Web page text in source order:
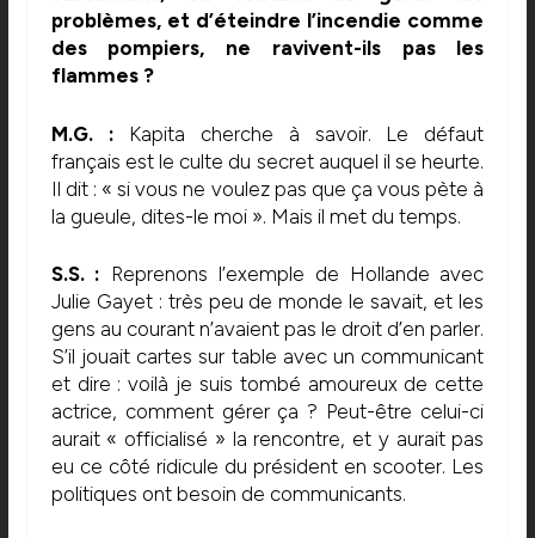
problèmes, et d’éteindre l’incendie comme
des pompiers, ne ravivent-ils pas les
flammes ?
M.G. : Kapita cherche à savoir. Le défaut
français est le culte du secret auquel il se heurte.
Il dit : « si vous ne voulez pas que ça vous pète à
la gueule, dites-le moi ». Mais il met du temps.
S.S. : Reprenons l’exemple de Hollande avec
Julie Gayet : très peu de monde le savait, et les
gens au courant n’avaient pas le droit d’en parler.
S’il jouait cartes sur table avec un communicant
et dire : voilà je suis tombé amoureux de cette
actrice, comment gérer ça ? Peut-être celui-ci
aurait « officialisé » la rencontre, et y aurait pas
eu ce côté ridicule du président en scooter. Les
politiques ont besoin de communicants.